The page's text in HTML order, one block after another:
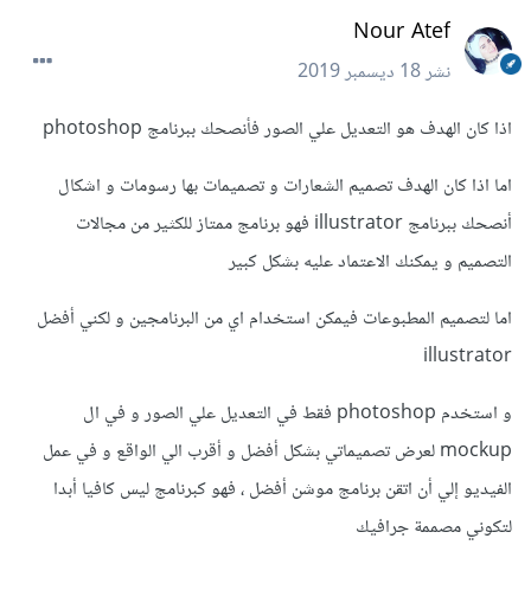
Nour Atef
نشر18 ديسمبر 2019
اذا كان الهدف هو التعديل علي الصور فأنصحك ببرنامج photoshop
اما اذا كان الهدف تصميم الشعارات و تصميمات بها رسومات و اشكال
أنصحك ببرنامج illustrator فهو برنامج ممتاز للكثير من مجالات
التصميم و يمكنك الاعتماد عليه بشكل كبير
اما لتصميم المطبوعات فيمكن استخدام اي من البرنامجين و لكني أفضل
illustrator
و استخدم photoshop فقط في التعديل علي الصور و في ال
mockup لعرض تصميماتي بشكل أفضل و أقرب الي الواقع و في عمل
الفيديو إلي أن اتقن برنامج موشن أفضل ، فهو كبرنامج ليس كافيا أبدا
لتكوني مصممة جرافيك